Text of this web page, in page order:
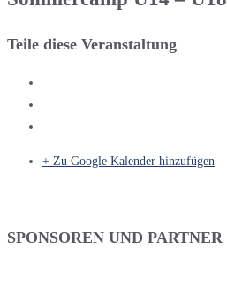
Teile diese Veranstaltung
+ Zu Google Kalender hinzufügen
SPONSOREN UND PARTNER